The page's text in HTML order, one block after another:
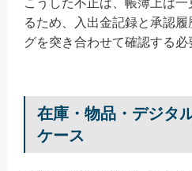
こうした不正は、帳簿上は
るため、入出金記録と承認
グを突き合わせて確認する必
在庫・物品・デジタ
ケース